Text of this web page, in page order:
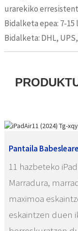
urarekiko
Bidalketa epea: 7-
Bidalketa: DHL,
Pantaila
11 hazbeteko
Marradura,
maximoa
eskaintzen duen